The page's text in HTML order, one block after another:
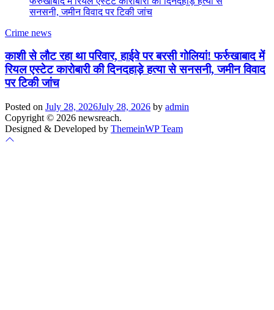
Crime news
काशी से लौट रहा था परिवार, हाईवे पर बरसी गोलियां! फर्रुखाबाद में
रियल एस्टेट कारोबारी की दिनदहाड़े हत्या से सनसनी, जमीन विवाद
पर टिकी जांच
Posted on July 28, 2026July 28, 2026 by admin
Copyright © 2026 newsreach.
Designed & Developed by ThemeinWP Team
Scroll